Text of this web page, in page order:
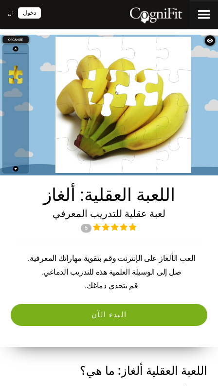
ال دخول
اللعبة العقلية: ألغاز
لعبة عقلية للتدريب المعرفي
5
العب الألغاز على الإنترنت وقم بتقوية مهاراتك المعرفية.
صل إلى الوسيلة العلمية هذه للتدريب الدماغي.
قم بتحدي دماغك.
البدء الآن
اللعبة العقلية ألغاز: ما هي؟